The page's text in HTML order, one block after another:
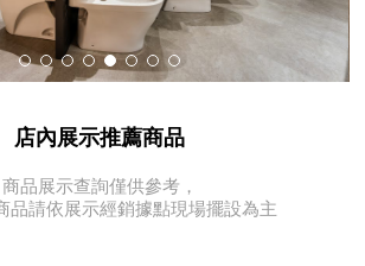
店內展示推薦商品
商品展示查詢僅供參考，
品請依展示經銷據點現場擺設為主